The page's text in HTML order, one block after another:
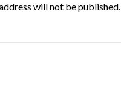
will not be published.